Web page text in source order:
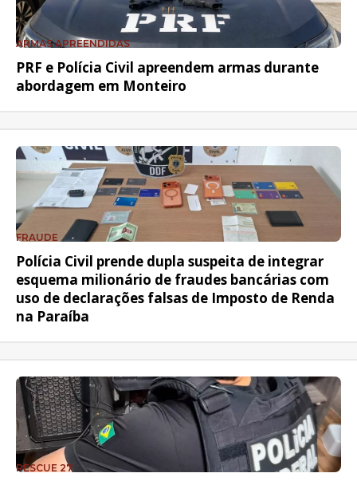
ARMAS APREENDIDAS
PRF e Polícia Civil apreendem armas durante
abordagem em Monteiro
FRAUDE
Polícia Civil prende dupla suspeita de integrar
esquema milionário de fraudes bancárias com
uso de declarações falsas de Imposto de Renda
na Paraíba
RESCUE 27